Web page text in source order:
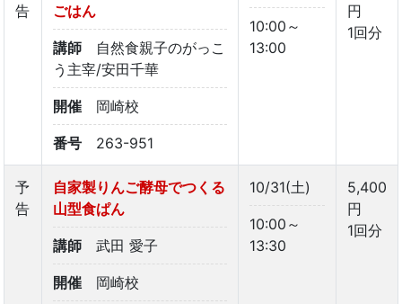
告
ごはん
講師
自然食親子のがっこ
う主宰/安田千華
開催 岡崎校
番号 263-951
10:00～
13:00
円
1回分
予
告
自家製りんご酵母でつくる
山型食ぱん
講師 武田 愛子
開催 岡崎校
10/31(土)
10:00～
13:30
5,400
円
1回分